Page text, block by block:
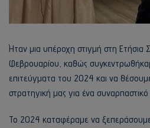
Ήταν μια υπέροχη στιγμή στη
Φεβρουαρίου, καθώς
επιτεύγματα του 2024 και να
στρατηγική μας για ένα
Το 2024 καταφέραμε να